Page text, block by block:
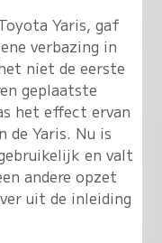
Yaris, gaf
verbazing in
niet de eerste
geplaatste
het effect ervan
de Yaris. Nu is
en valt
andere opzet
uit de inleiding